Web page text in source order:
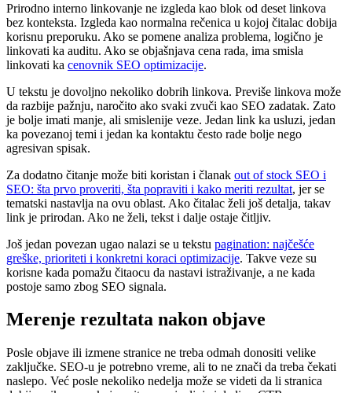
Prirodno interno linkovanje ne izgleda kao blok od deset linkova
bez konteksta. Izgleda kao normalna rečenica u kojoj čitalac dobija
korisnu preporuku. Ako se pomene analiza problema, logično je
linkovati ka auditu. Ako se objašnjava cena rada, ima smisla
linkovati ka cenovnik SEO optimizacije.
U tekstu je dovoljno nekoliko dobrih linkova. Previše linkova može
da razbije pažnju, naročito ako svaki zvuči kao SEO zadatak. Zato
je bolje imati manje, ali smislenije veze. Jedan link ka usluzi, jedan
ka povezanoj temi i jedan ka kontaktu često rade bolje nego
agresivan spisak.
Za dodatno čitanje može biti koristan i članak out of stock SEO i
SEO: šta prvo proveriti, šta popraviti i kako meriti rezultat, jer se
tematski nastavlja na ovu oblast. Ako čitalac želi još detalja, takav
link je prirodan. Ako ne želi, tekst i dalje ostaje čitljiv.
Još jedan povezan ugao nalazi se u tekstu pagination: najčešće
greške, prioriteti i konkretni koraci optimizacije. Takve veze su
korisne kada pomažu čitaocu da nastavi istraživanje, a ne kada
postoje samo zbog SEO signala.
Merenje rezultata nakon objave
Posle objave ili izmene stranice ne treba odmah donositi velike
zaključke. SEO-u je potrebno vreme, ali to ne znači da treba čekati
naslepo. Već posle nekoliko nedelja može se videti da li stranica